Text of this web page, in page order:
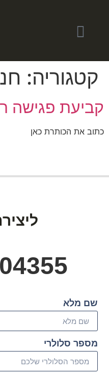
קטגוריה:
קביעת פגישה
כתוב את הכותרת כאן
שם מלא
מספר סלולרי